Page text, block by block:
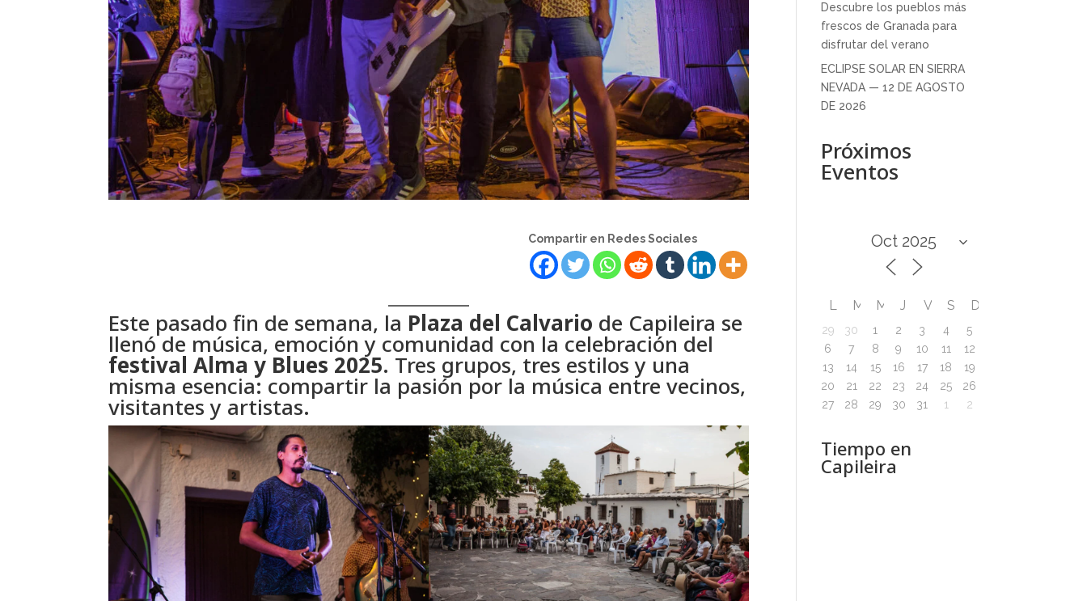
Compartir en Redes Sociales
Este pasado fin de semana, la Plaza del Calvario de Capileira se
llenó de música, emoción y comunidad con la celebración del
festival Alma y Blues 2025. Tres grupos, tres estilos y una
misma esencia: compartir la pasión por la música entre vecinos,
visitantes y artistas.
Descubre los pueblos más
frescos de Granada para
disfrutar del verano
ECLIPSE SOLAR EN SIERRA
NEVADA — 12 DE AGOSTO
DE 2026
Próximos
Eventos
L M M J V S D
29 30 1 2 3 4
5
6
7 8 9 10 11
12
13
14 15 16 17 18
19
20
21 22 23 24 25
26
27
28 29 30 31 1 2
Tiempo en
Capileira